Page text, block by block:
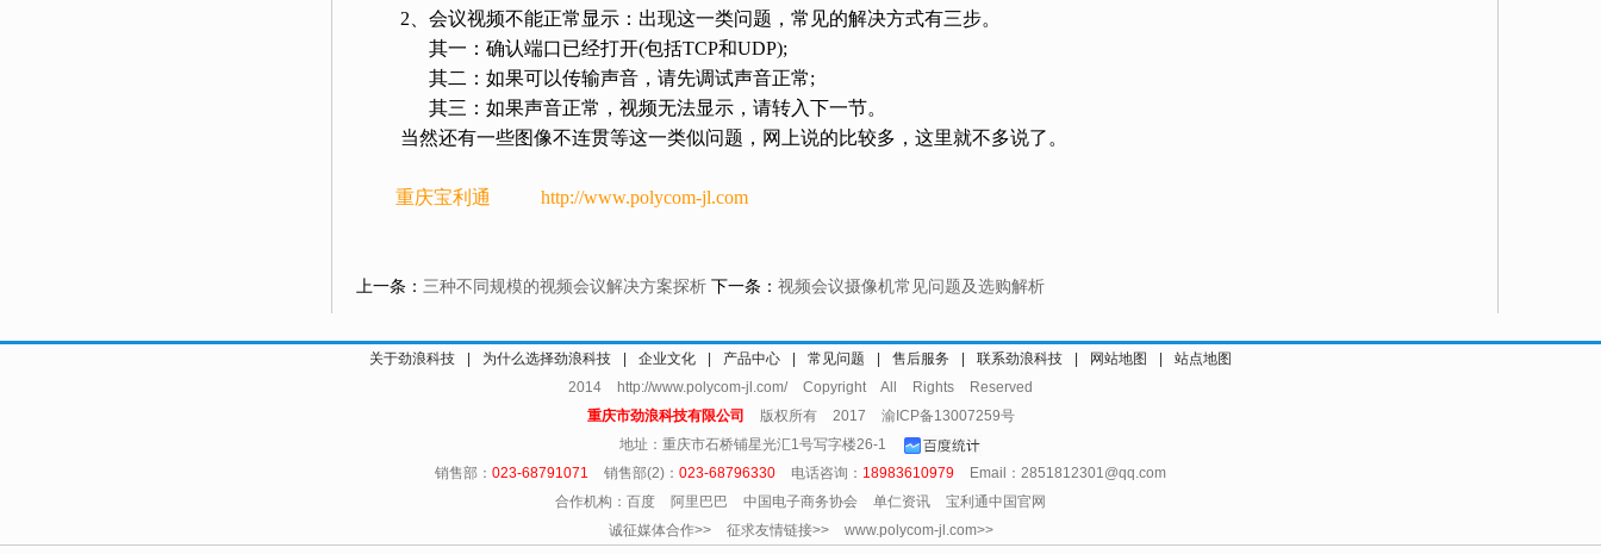
2、会议视频不能正常显示：出现这一类问题，常见的解决方式有三步。
其一：确认端口已经打开(包括TCP和UDP);
其二：如果可以传输声音，请先调试声音正常;
其三：如果声音正常，视频无法显示，请转入下一节。
当然还有一些图像不连贯等这一类似问题，网上说的比较多，这里就不多说了。
重庆宝利通 http://www.polycom-jl.com
上一条： 三种不同规模的视频会议解决方案探析 下一条： 视频会议摄像机常见问题及选购解析
关于劲浪科技 为什么选择劲浪科技 企业文化 产品中心 常见问题 售后服务 联系劲浪科技 网站地图
站点地图
2014 http://www.polycom-jl.com/ Copyright All Rights Reserved
重庆市劲浪科技有限公司
版权所有 2017 渝ICP备13007259号
地址：重庆市石桥铺星光汇1号写字楼26-1
销售部： 023-68791071 销售部(2)： 023-68796330 电话咨询： 18983610979
Email：2851812301@qq.com
合作机构：百度 阿里巴巴 中国电子商务协会 单仁资讯 宝利通中国官网
诚征媒体合作>> 征求友情链接>> www.polycom-jl.com>>